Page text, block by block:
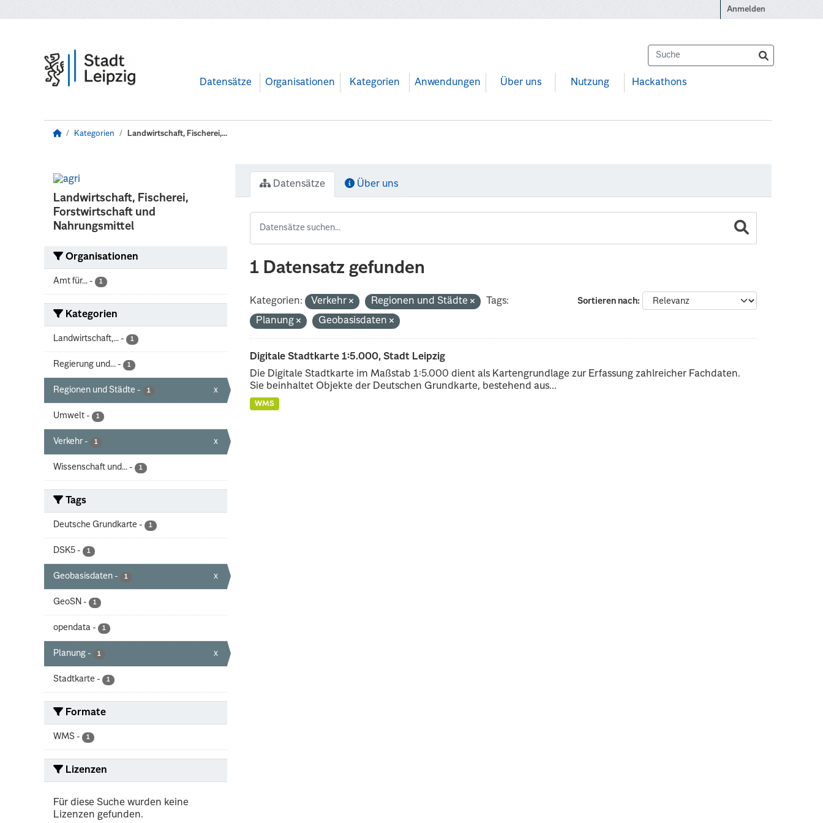
Anmelden
Datensätze Organisationen Kategorien Anwendungen Über uns Nutzung Hackathons
Kategorien Landwirtschaft, Fischerei,...
Landwirtschaft, Fischerei,
Forstwirtschaft und
Nahrungsmittel
Organisationen
Amt für... - 1
Kategorien
Landwirtschaft,... - 1
Regierung und... - 1
Regionen und Städte - 1 x
Umwelt - 1
Verkehr - 1 x
Wissenschaft und... - 1
Tags
Deutsche Grundkarte - 1
DSK5 - 1
Geobasisdaten - 1 x
GeoSN - 1
opendata - 1
Planung - 1 x
Stadtkarte - 1
Formate
WMS - 1
Lizenzen
Für diese Suche wurden keine
Lizenzen gefunden.
Datensätze Über uns
1 Datensatz gefunden
Sortieren nach
Kategorien: Verkehr Regionen und Städte
Tags:
Planung
Geobasisdaten
Digitale Stadtkarte 1:5.000, Stadt Leipzig
Die Digitale Stadtkarte im Maßstab 1:5.000 dient als Kartengrundlage zur Erfassung zahlreicher Fachdaten.
Sie beinhaltet Objekte der Deutschen Grundkarte, bestehend aus...
WMS